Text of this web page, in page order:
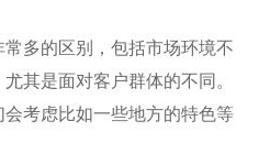
多的区别，包括市场环境不
其是面对客户群体的不同。
考虑比如一些地方的特色等